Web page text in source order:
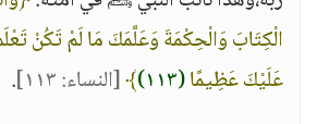
الْكِتَابَ وَالْحِكْمَةَ وَعَلَّمَكَ مَا لَمْ تَكُنْ
عَلَيْكَ عَظِيمًا(١١٣) ﴾[النساء: ١١٣]
.